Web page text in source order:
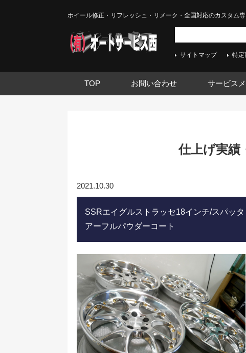
ホイール修正・リフレッシュ・リメーク・全国対応のカスタム
サイトマップ 特定
TOP お問い合わせ サービス
仕上げ実績
2021.10.30
SSRエイグルストラッセ18インチ/スパッ
アーフルパウダーコート